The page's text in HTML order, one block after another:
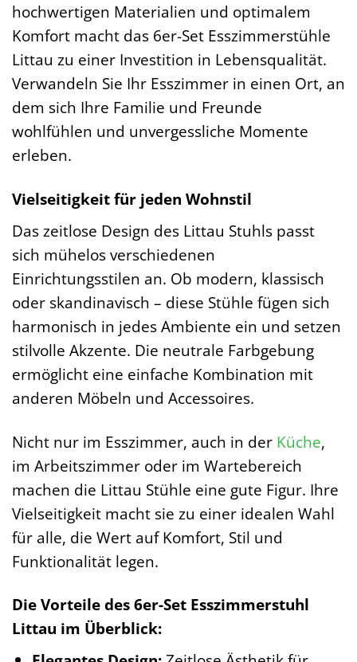
hochwertigen Materialien und optimalem
Komfort macht das 6er-Set Esszimmerstühle
Littau zu einer Investition in Lebensqualität.
Verwandeln Sie Ihr Esszimmer in einen Ort, an
dem sich Ihre Familie und Freunde
wohlfühlen und unvergessliche Momente
erleben.
Vielseitigkeit für jeden Wohnstil
Das zeitlose Design des Littau Stuhls passt
sich mühelos verschiedenen
Einrichtungsstilen an. Ob modern, klassisch
oder skandinavisch – diese Stühle fügen sich
harmonisch in jedes Ambiente ein und setzen
stilvolle Akzente. Die neutrale Farbgebung
ermöglicht eine einfache Kombination mit
anderen Möbeln und Accessoires.
Nicht nur im Esszimmer, auch in der Küche,
im Arbeitszimmer oder im Wartebereich
machen die Littau Stühle eine gute Figur. Ihre
Vielseitigkeit macht sie zu einer idealen Wahl
für alle, die Wert auf Komfort, Stil und
Funktionalität legen.
Die Vorteile des 6er-Set Esszimmerstuhl
Littau im Überblick: